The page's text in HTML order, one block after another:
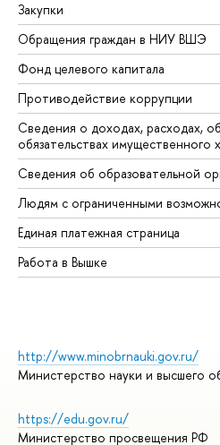
Закупки
Обращения граждан в НИУ ВШЭ
Фонд целевого капитала
Противодействие коррупции
Сведения о доходах, расходах,
обязательствах имущественного
Сведения об образовательной
Людям с ограниченными
Единая платежная страница
Работа в Вышке
http://www.minobrnauki.gov.ru/
Министерство науки и высшего
https://edu.gov.ru/
Министерство просвещения РФ